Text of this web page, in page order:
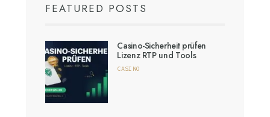
FEATURED POSTS
Casino-Sicherheit prüfen
Lizenz RTP und Tools
CASINO